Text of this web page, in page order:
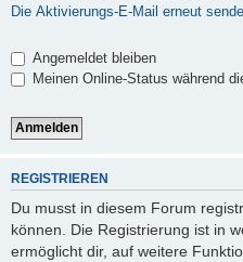
Die Aktivierungs-E-Mail erneut
Angemeldet bleiben
Meinen Online-Status während
REGISTRIEREN
Du musst in diesem Forum
können. Die Registrierung ist in
ermöglicht dir, auf weitere